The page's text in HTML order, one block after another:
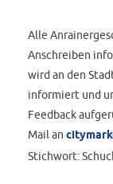
Alle
Anschreiben
wird an den
informiert und
Feedback
Mail an
Stichwort: